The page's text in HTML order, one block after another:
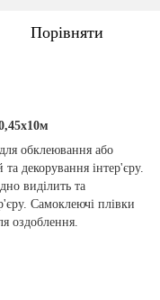
Порівняти
обклеювання або
декорування інтер'єру.
виділить та
Самоклеючі плівки
оздоблення.